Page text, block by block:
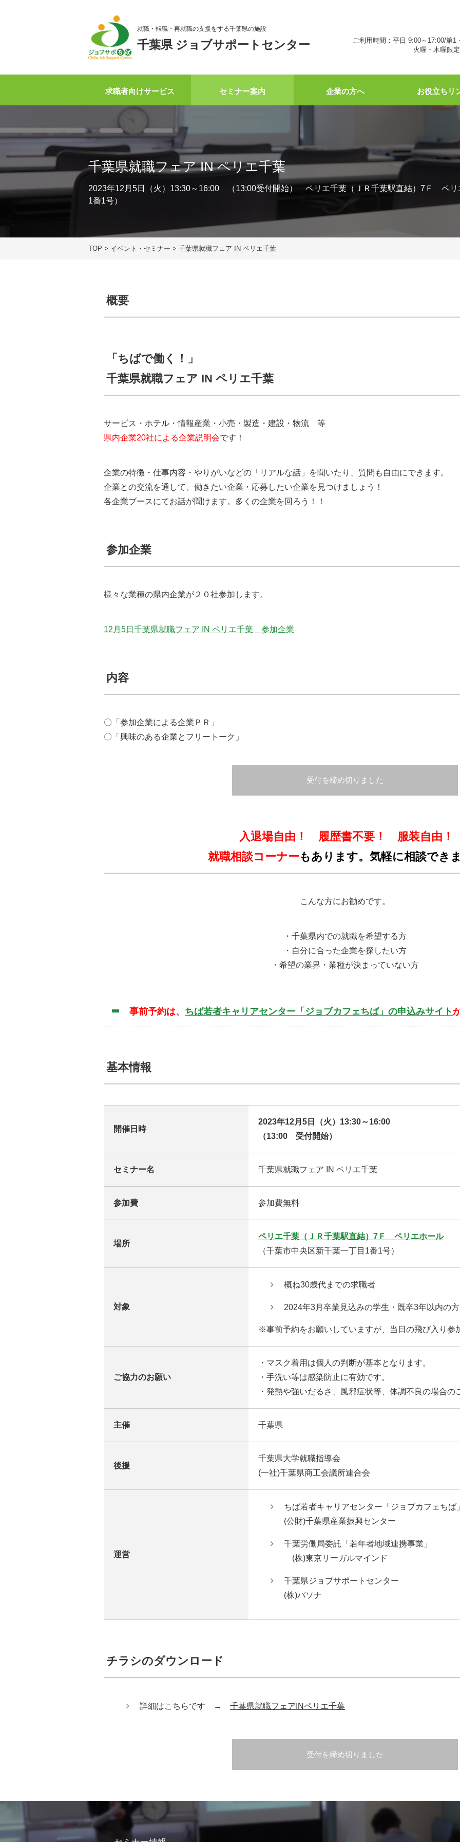
就職・転職・再就職の支援をする千葉県の施設
千葉県 ジョブサポートセンター
ご利用時間：平日 9:00～17:00/第
火曜・木曜限
求職者向けサービス セミナー案内 企業の方へ お役立ちリ
千葉県就職フェア IN ペリエ千葉
2023年12月5日（火）13:30～16:00 （13:00受付開始） ペリエ千葉（ＪＲ千葉駅直結）7Ｆ ペリ
1番1号）
TOP > イベント・セミナー > 千葉県就職フェア IN ペリエ千葉
概要
「ちばで働く！」
千葉県就職フェア IN ペリエ千葉
サービス・ホテル・情報産業・小売・製造・建設・物流 等
県内企業20社による企業説明会です！
企業の特徴・仕事内容・やりがいなどの「リアルな話」を聞いたり、質問も自由にできます。
企業との交流を通して、働きたい企業・応募したい企業を見つけましょう！
各企業ブースにてお話が聞けます。多くの企業を回ろう！！
参加企業
様々な業種の県内企業が２０社参加します。
12月5日千葉県就職フェア IN ペリエ千葉 参加企業
内容
〇「参加企業による企業ＰＲ」
〇「興味のある企業とフリートーク」
受付を締め切りました
入退場自由！ 履歴書不要！ 服装自由！
就職相談コーナー もあります。気軽に相談でき
こんな方にお勧めです。
・千葉県内での就職を希望する方
・自分に合った企業を探したい方
・希望の業界・業種が決まっていない方
事前予約は、 ちば若者キャリアセンター「ジョブカフェちば」の申込みサイト
基本情報
開催日時
2023年12月5日（火）13:30～16:00
（13:00 受付開始）
セミナー名 千葉県就職フェア IN ペリエ千葉
参加費 参加費無料
場所
ペリエ千葉（ＪＲ千葉駅直結）7Ｆ ペリエホール
（千葉市中央区新千葉一丁目1番1号）
対象
概ね30歳代までの求職者
2024年3月卒業見込みの学生・既卒3年以内の方
※事前予約をお願いしていますが、当日の飛び入り参
ご協力のお願い
・マスク着用は個人の判断が基本となります。
・手洗い等は感染防止に有効です。
・発熱や強いだるさ、風邪症状等、体調不良の場合
主催 千葉県
後援
千葉県大学就職指導会
(一社)千葉県商工会議所連合会
運営
ちば若者キャリアセンター「ジョブカフェちば
(公財)千葉県産業振興センター
千葉労働局委託「若年者地域連携事業」
(株)東京リーガルマインド
千葉県ジョブサポートセンター
(株)パソナ
チラシのダウンロード
詳細はこちらです → 千葉県就職フェアINペリエ千葉
受付を締め切りました